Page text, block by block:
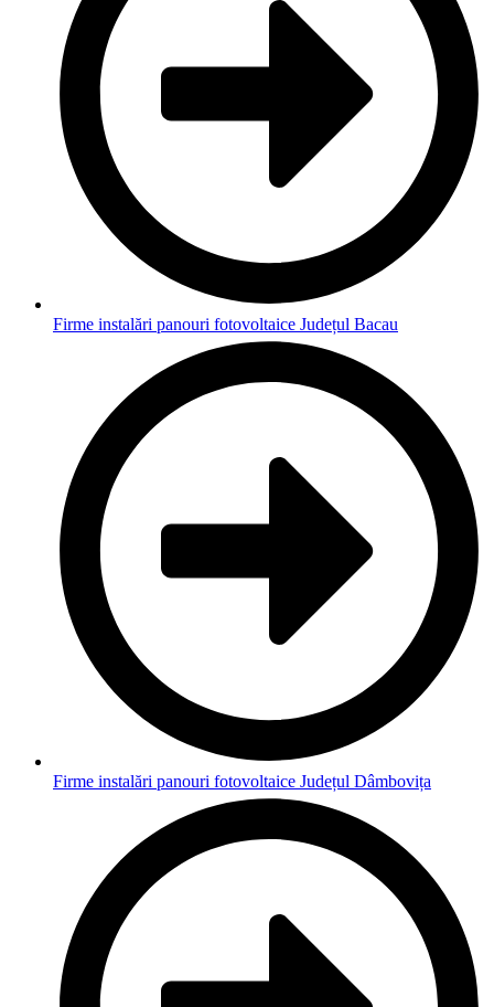
Firme instalări panouri fotovoltaice Județul Bacau
Firme instalări panouri fotovoltaice Județul Dâmbovița